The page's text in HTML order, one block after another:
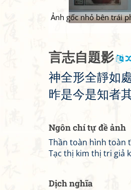
Ảnh gốc nhỏ bên trái
言志自題影
神全形全靜如
昨是今是知者
Ngôn chí tự đề ảnh
Thần toàn hình toàn
Tạc thị kim thị tri giả
Dịch nghĩa